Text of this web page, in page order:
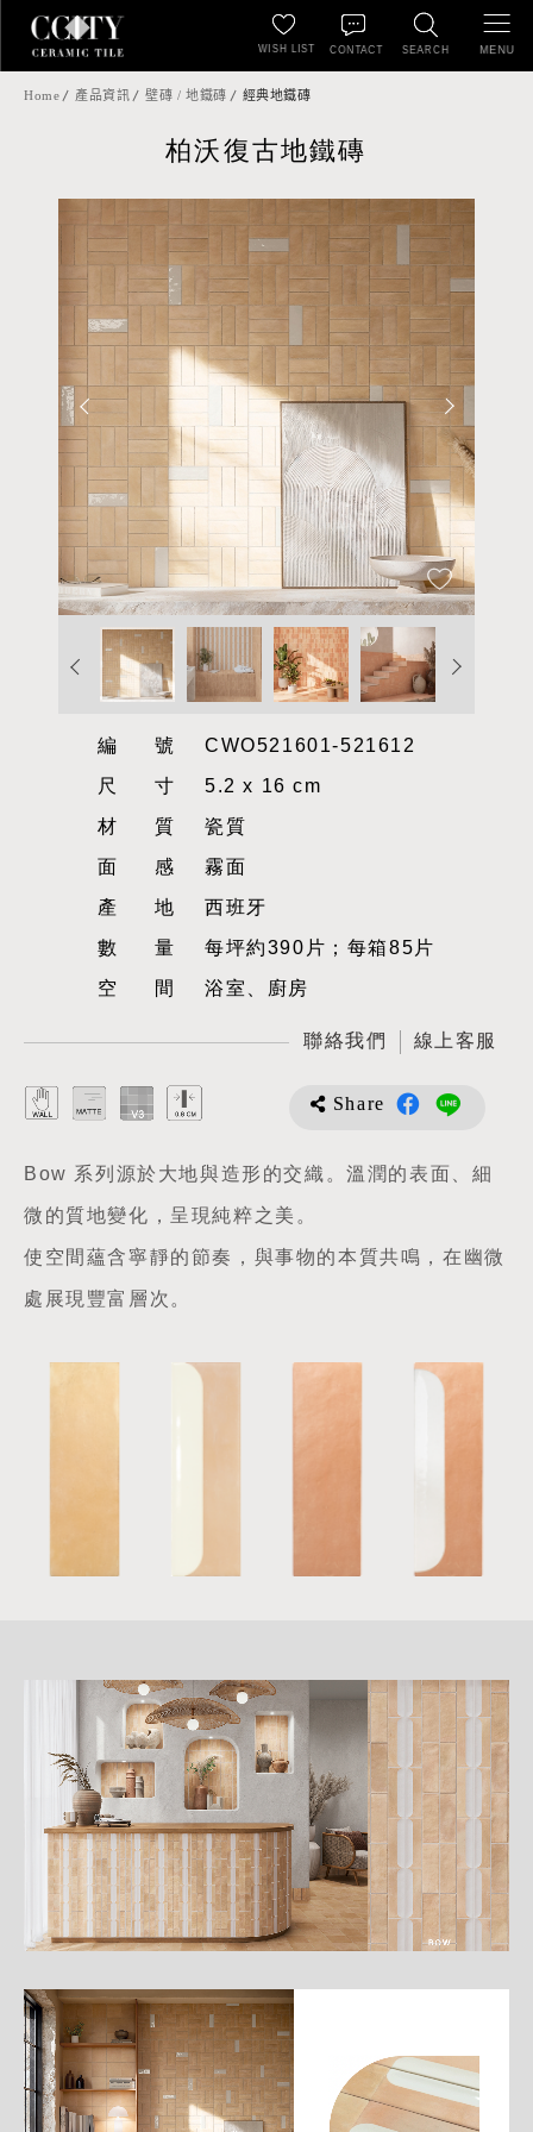
SEARCH
WISH LIST CONTACT MENU
Home 產品資訊 壁磚 / 地鐵磚 經典地鐵磚
柏沃復古地鐵磚
編號CWO521601-521612
尺寸5.2 x 16 cm
材質瓷質
面感霧面
產地西班牙
數量每坪約390片；每箱85片
空間浴室、廚房
聯絡我們 線上客服
Share
Bow 系列源於大地與造形的交織。溫潤的表面、細
微的質地變化，呈現純粹之美。
使空間蘊含寧靜的節奏，與事物的本質共鳴，在幽微
處展現豐富層次。